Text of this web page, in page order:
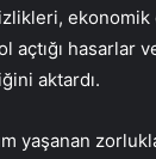
ekonomik
açtığı hasarlar
aktardı.
yaşanan